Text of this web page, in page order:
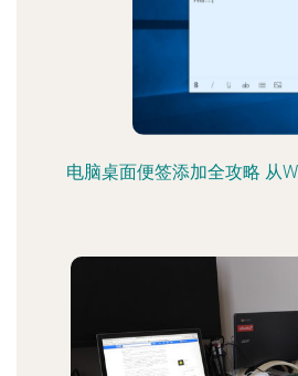
电脑桌面便签添加全攻略 从